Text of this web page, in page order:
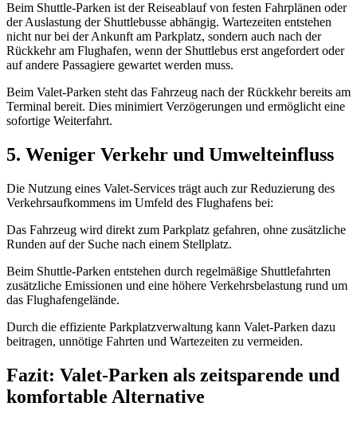
Beim Shuttle-Parken ist der Reiseablauf von festen Fahrplänen oder
der Auslastung der Shuttlebusse abhängig. Wartezeiten entstehen
nicht nur bei der Ankunft am Parkplatz, sondern auch nach der
Rückkehr am Flughafen, wenn der Shuttlebus erst angefordert oder
auf andere Passagiere gewartet werden muss.
Beim Valet-Parken steht das Fahrzeug nach der Rückkehr bereits am
Terminal bereit. Dies minimiert Verzögerungen und ermöglicht eine
sofortige Weiterfahrt.
5. Weniger Verkehr und Umwelteinfluss
Die Nutzung eines Valet-Services trägt auch zur Reduzierung des
Verkehrsaufkommens im Umfeld des Flughafens bei:
Das Fahrzeug wird direkt zum Parkplatz gefahren, ohne zusätzliche
Runden auf der Suche nach einem Stellplatz.
Beim Shuttle-Parken entstehen durch regelmäßige Shuttlefahrten
zusätzliche Emissionen und eine höhere Verkehrsbelastung rund um
das Flughafengelände.
Durch die effiziente Parkplatzverwaltung kann Valet-Parken dazu
beitragen, unnötige Fahrten und Wartezeiten zu vermeiden.
Fazit: Valet-Parken als zeitsparende und
komfortable Alternative